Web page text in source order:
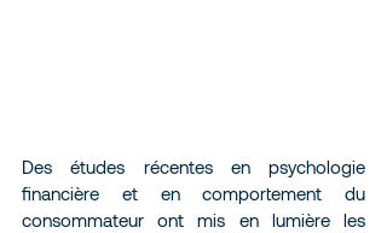
Des études récentes en psychologie
financière et en comportement du
consommateur ont mis en lumière les